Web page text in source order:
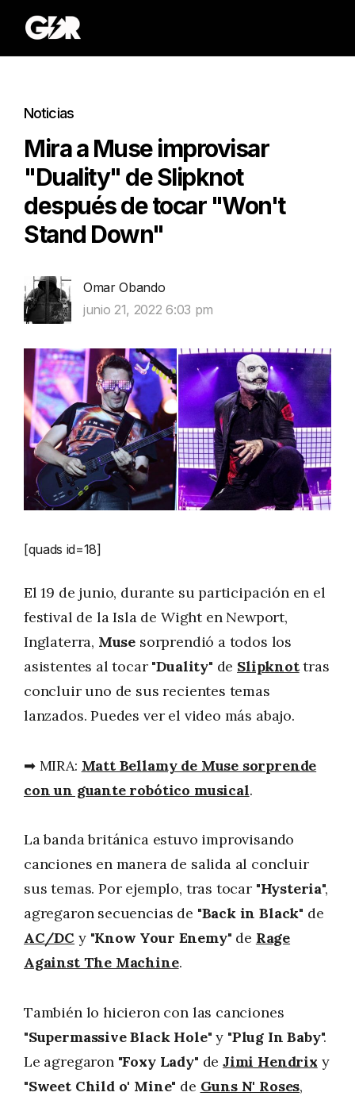
Noticias
Mira a Muse improvisar
"Duality" de Slipknot
después de tocar "Won't
Stand Down"
Omar Obando
junio 21, 2022 6:03 pm
[quads id=18]
El 19 de junio, durante su participación en el
festival de la Isla de Wight en Newport,
Inglaterra, Muse sorprendió a todos los
asistentes al tocar "Duality" de Slipknottras
concluir uno de sus recientes temas
lanzados. Puedes ver el video más abajo.
➡ MIRA: Matt Bellamy de Muse sorprende
con un guante robótico musical.
La banda británica estuvo improvisando
canciones en manera de salida al concluir
sus temas. Por ejemplo, tras tocar "Hysteria",
agregaron secuencias de "Back in Black" de
AC/DC y "Know Your Enemy" de Rage
Against The Machine.
También lo hicieron con las canciones
"Supermassive Black Hole" y "Plug In Baby".
Le agregaron "Foxy Lady" de Jimi Hendrix y
"Sweet Child o' Mine" de Guns N' Roses,